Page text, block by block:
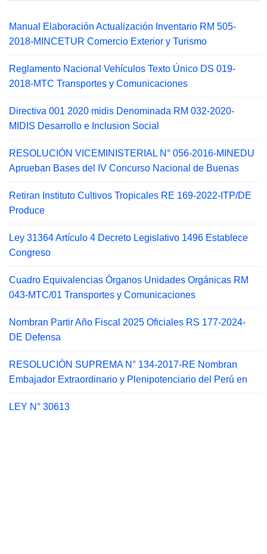
Manual Elaboración Actualización Inventario RM 505-
2018-MINCETUR Comercio Exterior y Turismo
Reglamento Nacional Vehículos Texto Único DS 019-
2018-MTC Transportes y Comunicaciones
Directiva 001 2020 midis Denominada RM 032-2020-
MIDIS Desarrollo e Inclusion Social
RESOLUCIÓN VICEMINISTERIAL N° 056-2016-MINEDU
Aprueban Bases del IV Concurso Nacional de Buenas
Retiran Instituto Cultivos Tropicales RE 169-2022-ITP/DE
Produce
Ley 31364 Artículo 4 Decreto Legislativo 1496 Establece
Congreso
Cuadro Equivalencias Órganos Unidades Orgánicas RM
043-MTC/01 Transportes y Comunicaciones
Nombran Partir Año Fiscal 2025 Oficiales RS 177-2024-
DE Defensa
RESOLUCIÓN SUPREMA N° 134-2017-RE Nombran
Embajador Extraordinario y Plenipotenciario del Perú en
LEY N° 30613